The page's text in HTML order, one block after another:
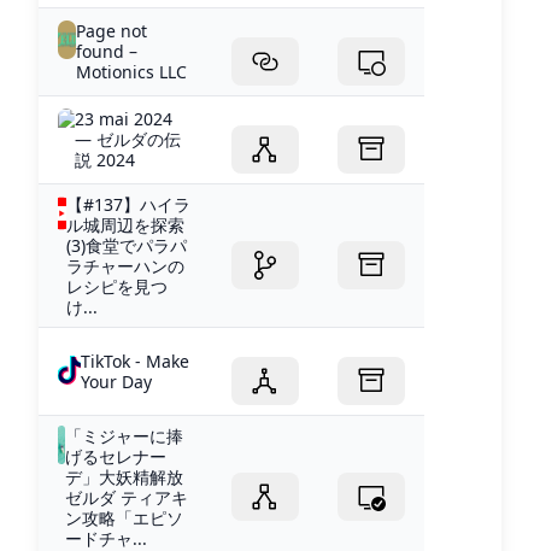
Page not
found –
Motionics LLC
23 mai 2024
— ゼルダの伝
説 2024
【#137】ハイラ
ル城周辺を探索
(3)食堂でパラパ
ラチャーハンの
レシピを見つ
け...
TikTok - Make
Your Day
「ミジャーに捧
げるセレナー
デ」大妖精解放
ゼルダ ティアキ
ン攻略「エピソ
ードチャ...